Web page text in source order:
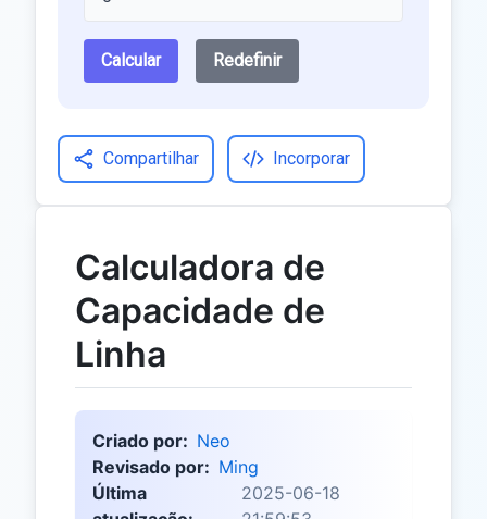
Calcular Redefinir
Compartilhar Incorporar
Calculadora de
Capacidade de
Linha
Criado por: Neo
Revisado por: Ming
Última
2025-06-18